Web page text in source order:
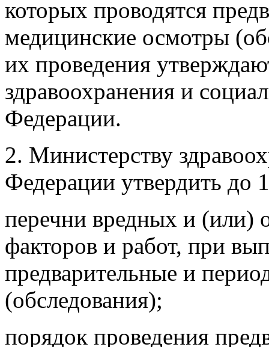
которых проводятся
медицинские осмотры
их проведения
здравоохранения и
Федерации.
2. Министерству
Федерации утвердить до
перечни вредных и (или)
факторов и работ, при
предварительные и
(обследования);
порядок проведения